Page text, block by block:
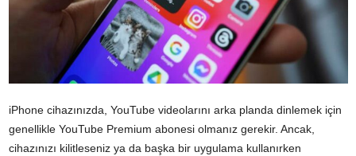
iPhone cihazınızda, YouTube videolarını arka planda dinlemek için
genellikle YouTube Premium abonesi olmanız gerekir. Ancak,
cihazınızı kilitleseniz ya da başka bir uygulama kullanırken